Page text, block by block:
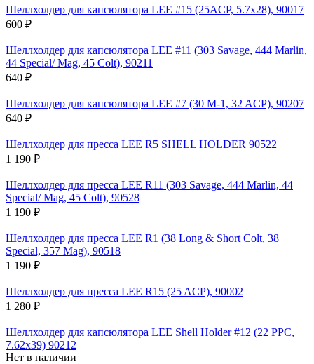
Шеллхолдер для капсюлятора LEE #15 (25ACP, 5.7x28), 90017
600 ₽
Шеллхолдер для капсюлятора LEE #11 (303 Savage, 444 Marlin,
44 Special/ Mag, 45 Colt), 90211
640 ₽
Шеллхолдер для капсюлятора LEE #7 (30 M-1, 32 ACP), 90207
640 ₽
Шеллхолдер для пресса LEE R5 SHELL HOLDER 90522
1 190 ₽
Шеллхолдер для пресса LEE R11 (303 Savage, 444 Marlin, 44
Special/ Mag, 45 Colt), 90528
1 190 ₽
Шеллхолдер для пресса LEE R1 (38 Long & Short Colt, 38
Special, 357 Mag), 90518
1 190 ₽
Шеллхолдер для пресса LEE R15 (25 ACP), 90002
1 280 ₽
Шеллхолдер для капсюлятора LEE Shell Holder #12 (22 PPC,
7.62x39) 90212
Нет в наличии